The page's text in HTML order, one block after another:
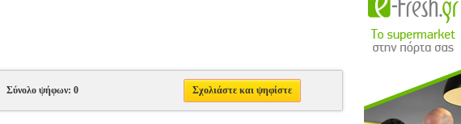
Σύνολο ψήφων: 0 Σχολιάστε και ψηφίστε